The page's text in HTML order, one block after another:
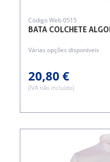
BATA COLCHETE
Código Web 0515
Várias opções disponíveis
20,80 €
(IVA não incluído)